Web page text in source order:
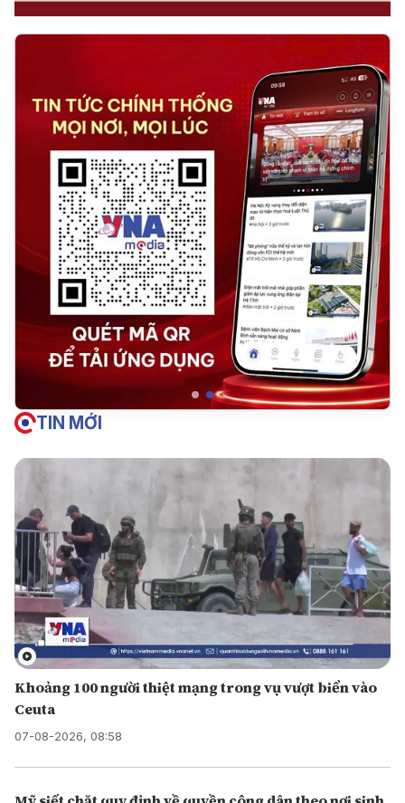
TIN MỚI
Khoảng 100 người thiệt mạng trong vụ vượt biển vào
Ceuta
07-08-2026, 08:58